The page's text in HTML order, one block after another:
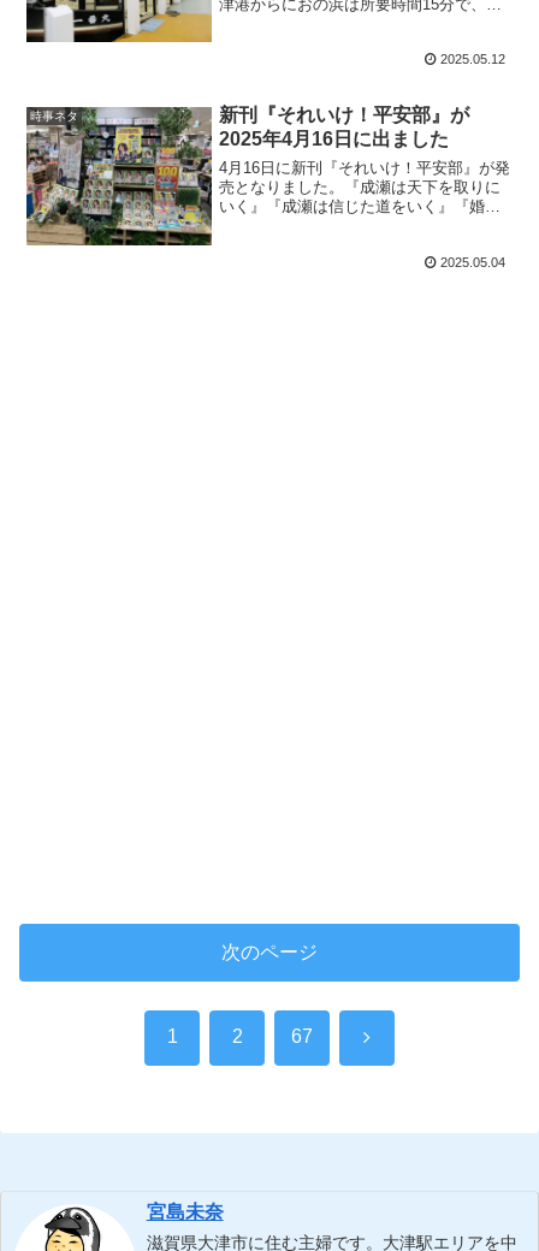
津港からにおの浜は所要時間15分で、運
2025.05.12
時事ネタ
新刊『それいけ！平安部』が
2025年4月16日に出ました
4月16日に新刊『それいけ！平安部』が発
売となりました。『成瀬は天下を取りに
いく』『成瀬は信じた道をいく』『婚活
2025.05.04
次のページ
1 2 67 次
宮島未奈
滋賀県大津市に住む主婦です。大津駅エリアを中